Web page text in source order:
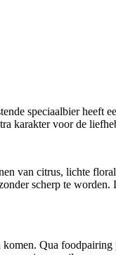
speciaalbier heeft
karakter voor de
van citrus, lichte
scherp te
Qua